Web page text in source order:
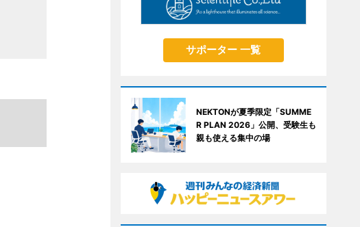
サポーター 一覧
NEKTONが夏季限定「SUMME
R PLAN 2026」公開、受験生も
親も使える集中の場